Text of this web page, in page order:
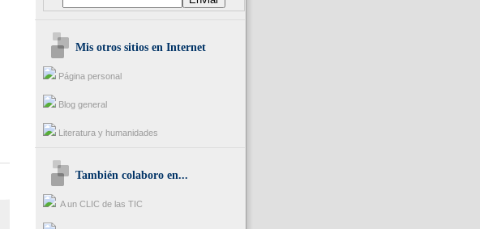
Mis otros sitios en Internet
Página personal
Blog general
Literatura y humanidades
También colaboro en...
A un CLIC de las TIC